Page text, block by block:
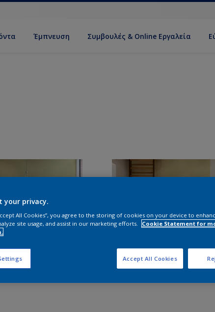
Έμπνευση Συμβουλές & Online Εργαλεία
your privacy.
All Cookies”, you agree to the storing of cookies on your device to
site usage, and assist in our marketing efforts.
Cookie Statement for
Accept All Cookies